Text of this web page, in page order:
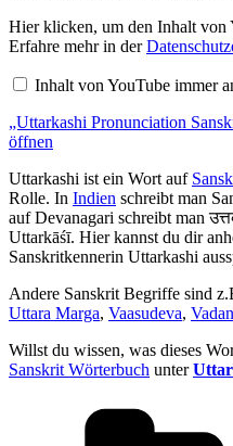
„Uttarkashi
Pronunciation
Sanskrit
हिन्दि
von
YouTube
Hier klicken, um den Inhalt von
Erfahre mehr in der
Inhalt von YouTube immer
„Uttarkashi Pronunciation
öffnen
Uttarkashi ist ein Wort auf
Rolle. In Indien schreibt man
auf Devanagari schreibt man
Uttarkāśī. Hier kannst du dir
Sanskritkennerin Uttarkashi
Andere Sanskrit Begriffe sind
Uttara Marga, Vaasudeva,
Willst du wissen, was dieses
Sanskrit Wörterbuch unter